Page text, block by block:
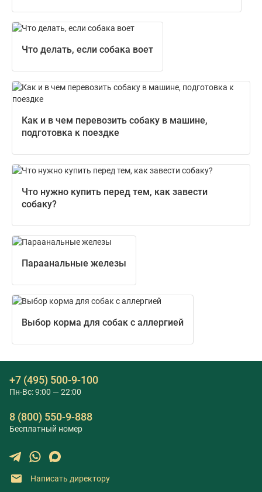
Что делать, если собака воет
Как и в чем перевозить собаку в машине,
подготовка к поездке
Что нужно купить перед тем, как завести
собаку?
Параанальные железы
Выбор корма для собак с аллергией
+7 (495) 500-9-100
Пн-Вс: 9:00 — 22:00
8 (800) 550-9-888
Бесплатный номер
Написать директору